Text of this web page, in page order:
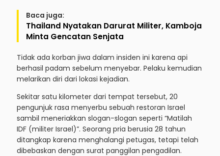
Baca juga:
Thailand Nyatakan Darurat Militer, Kamboja
Minta Gencatan Senjata
Tidak ada korban jiwa dalam insiden ini karena api
berhasil padam sebelum menyebar. Pelaku kemudian
melarikan diri dari lokasi kejadian.
Sekitar satu kilometer dari tempat tersebut, 20
pengunjuk rasa menyerbu sebuah restoran Israel
sambil meneriakkan slogan-slogan seperti “Matilah
IDF (militer Israel)”. Seorang pria berusia 28 tahun
ditangkap karena menghalangi petugas, tetapi telah
dibebaskan dengan surat panggilan pengadilan.